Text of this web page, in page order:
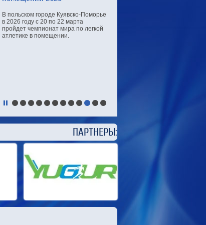
В польском городе Куявско-Поморье
в 2026 году с 20 по 22 марта
пройдет чемпионат мира по легкой
атлетике в помещении.